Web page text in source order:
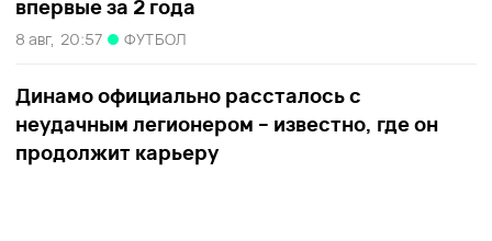
впервые за 2 года
8 авг, 20:57 ФУТБОЛ
Динамо официально рассталось с
неудачным легионером – известно, где он
продолжит карьеру